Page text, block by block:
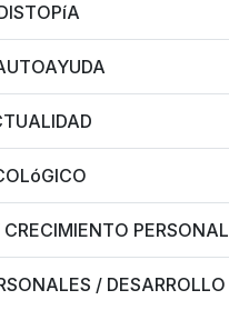
PERSONAL
/ DESARROLLO